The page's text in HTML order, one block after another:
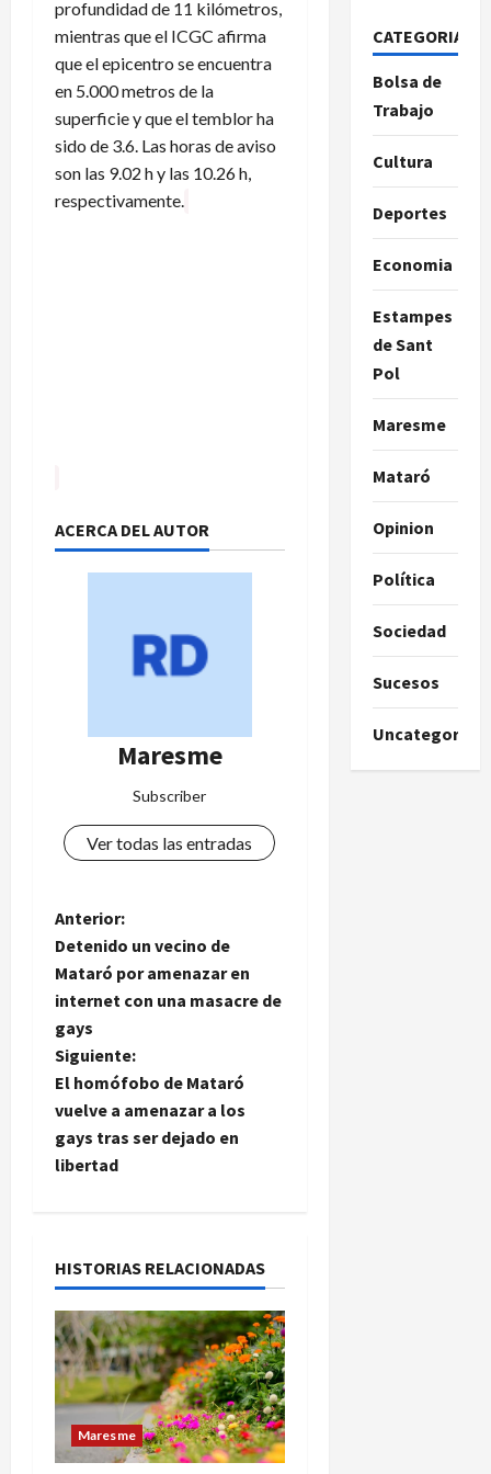
profundidad de 11 kilómetros,
mientras que el ICGC afirma
que el epicentro se encuentra
en 5.000 metros de la
superficie y que el temblor ha
sido de 3.6. Las horas de aviso
son las 9.02 h y las 10.26 h,
respectivamente.
ACERCA DEL AUTOR
Maresme
Subscriber
Ver todas las entradas
N
a
v
e
g
a
ó
n
d
e
Anterior:
Detenido un vecino de
Mataró por amenazar en
internet con una masacre de
gays
Siguiente:
El homófobo de Mataró
vuelve a amenazar a los
gays tras ser dejado en
libertad
HISTORIAS RELACIONADAS
Maresme
CATEGORIAS
Bolsa de
Trabajo
Cultura
Deportes
Economia
Estampes
de Sant
Pol
Maresme
Mataró
Opinion
Política
Sociedad
Sucesos
Uncategorized